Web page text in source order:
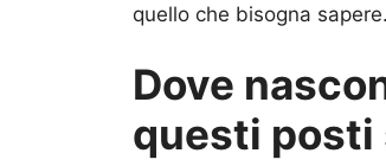
quello che bisogna sapere.
Dove
questi posti